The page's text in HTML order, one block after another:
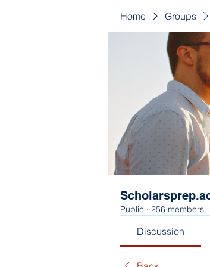
Home Groups
Public · 256 members
Discussion